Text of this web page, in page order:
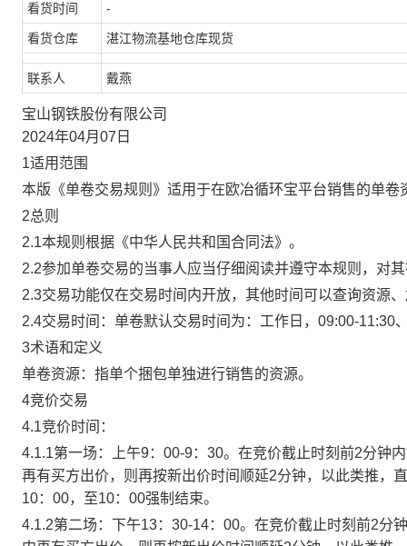
看货时间 -
看货仓库 湛江物流基地仓库现货
联系人 戴燕
宝山钢铁股份有限公司
2024年04月07日
1适用范围
本版《单卷交易规则》适用于在欧冶循环宝平台销售的单卷
2总则
2.1本规则根据《中华人民共和国合同法》。
2.2参加单卷交易的当事人应当仔细阅读并遵守本规则，对
2.3交易功能仅在交易时间内开放，其他时间可以查询资源
2.4交易时间：单卷默认交易时间为：工作日，09:00-11:30
3术语和定义
单卷资源：指单个捆包单独进行销售的资源。
4竞价交易
4.1竞价时间：
4.1.1第一场：上午9：00-9：30。在竞价截止时刻前2分钟
再有买方出价，则再按新出价时间顺延2分钟，以此类推，
10：00，至10：00强制结束。
4.1.2第二场：下午13：30-14：00。在竞价截止时刻前2分